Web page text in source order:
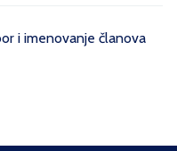
i imenovanje članova